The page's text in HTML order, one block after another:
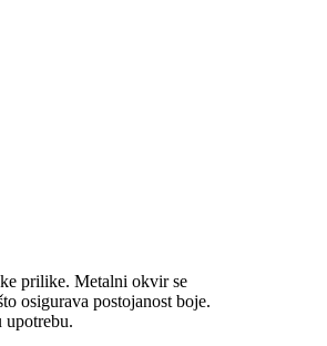
prilike. Metalni okvir se
osigurava postojanost boje.
upotrebu.